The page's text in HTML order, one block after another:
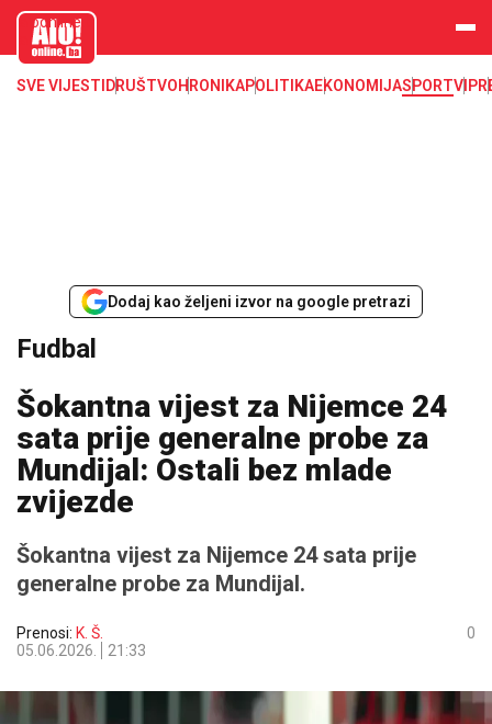
aloonline.b
SVE VIJESTI DRUŠTVOHRONIKAPOLITIKAEKONOMIJASPORTVIP
Dodaj kao željeni izvor na google pretrazi
Fudbal
Šokantna vijest za Nijemce 24
sata prije generalne probe za
Mundijal: Ostali bez mlade
zvijezde
Šokantna vijest za Nijemce 24 sata prije
generalne probe za Mundijal.
Prenosi: K. Š.
05.06.2026.
21:33
0